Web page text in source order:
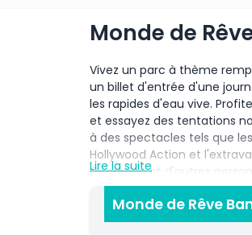
Monde de
Vivez un parc à thème
un billet d'entrée d'une
les rapides d'eau vive.
et essayez des tentations
à des spectacles tels que
Hollywood Action et
Cendrillon et d'autres
comme la tour Eiffel,
et bien plus vous attend à
vous cherchez une pause
Lire la suite
Monde de Rêve